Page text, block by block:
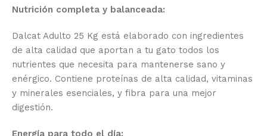
Nutrición completa y balanceada:
Dalcat Adulto 25 Kg está elaborado con ingredientes
de alta calidad que aportan a tu gato todos los
nutrientes que necesita para mantenerse sano y
enérgico. Contiene proteínas de alta calidad, vitaminas
y minerales esenciales, y fibra para una mejor
digestión.
Energía para todo el día: